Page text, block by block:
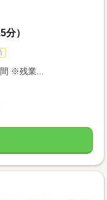
）
※残業...